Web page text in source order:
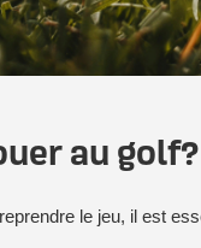
au golf?
le jeu, il est